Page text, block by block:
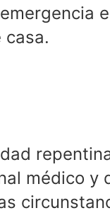
casa.
médico y